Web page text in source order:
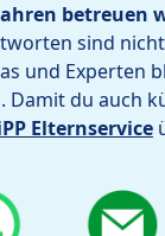
betreuen
sind
und Experten
du auch
Elternservice